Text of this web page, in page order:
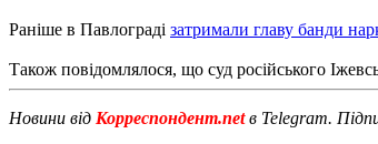
Раніше в Павлограді затримали главу банди
Також повідомлялося, що суд російського
Новини від Корреспондент.netв Telegram.